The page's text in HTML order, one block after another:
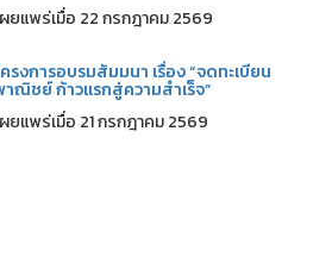
ผยแพร่เมื่อ 22 กรกฎาคม 2569
รงการอบรมสัมมนา เรื่อง “จดทะเบียน
าณิชย์ ก้าวแรกสู่ความสำเร็จ”
ผยแพร่เมื่อ 21 กรกฎาคม 2569